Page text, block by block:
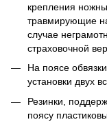
крепления
травмирующие
случае
страховочной
На поясе
установки двух
Резинки,
поясу